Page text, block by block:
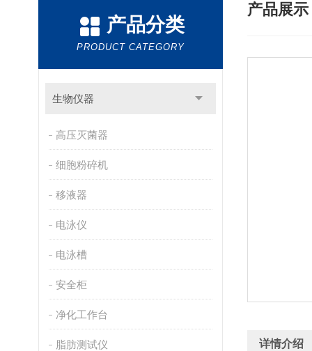
产品分类
PRODUCT CATEGORY
生物仪器
高压灭菌器
细胞粉碎机
移液器
电泳仪
电泳槽
安全柜
净化工作台
脂肪测试仪
产品展示
详情介绍